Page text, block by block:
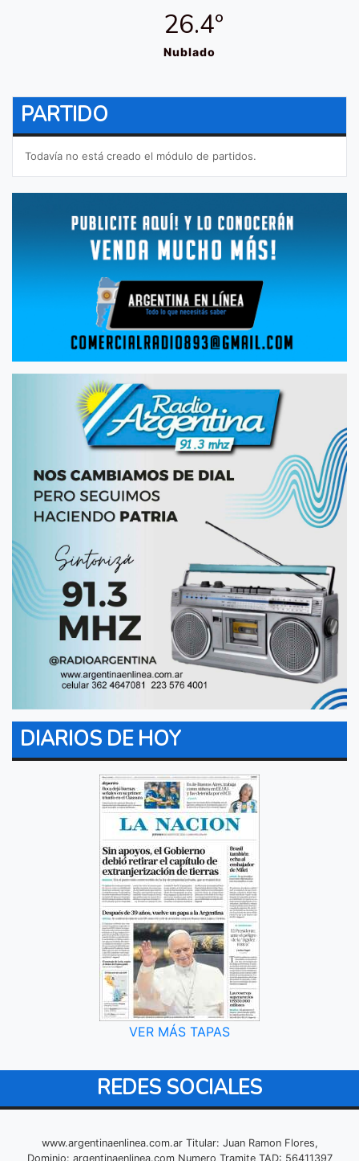
26.4º
Nublado
PARTIDO
Todavía no está creado el módulo de partidos.
DIARIOS DE HOY
VER MÁS TAPAS
REDES SOCIALES
www.argentinaenlinea.com.ar Titular: Juan Ramon Flores,
Dominio: argentinaenlinea.com Numero Tramite TAD: 56411397